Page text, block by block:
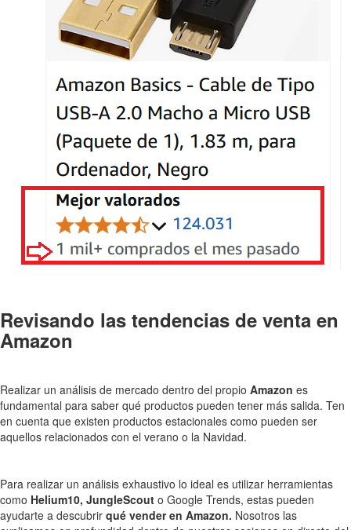
Revisando las tendencias de venta en
Amazon
Realizar un análisis de mercado dentro del propio Amazon es
fundamental para saber qué productos pueden tener más salida. Ten
en cuenta que existen productos estacionales como pueden ser
aquellos relacionados con el verano o la Navidad.
Para realizar un análisis exhaustivo lo ideal es utilizar herramientas
como Helium10, JungleScout o Google Trends, estas pueden
ayudarte a descubrir qué vender en Amazon. Nosotros las